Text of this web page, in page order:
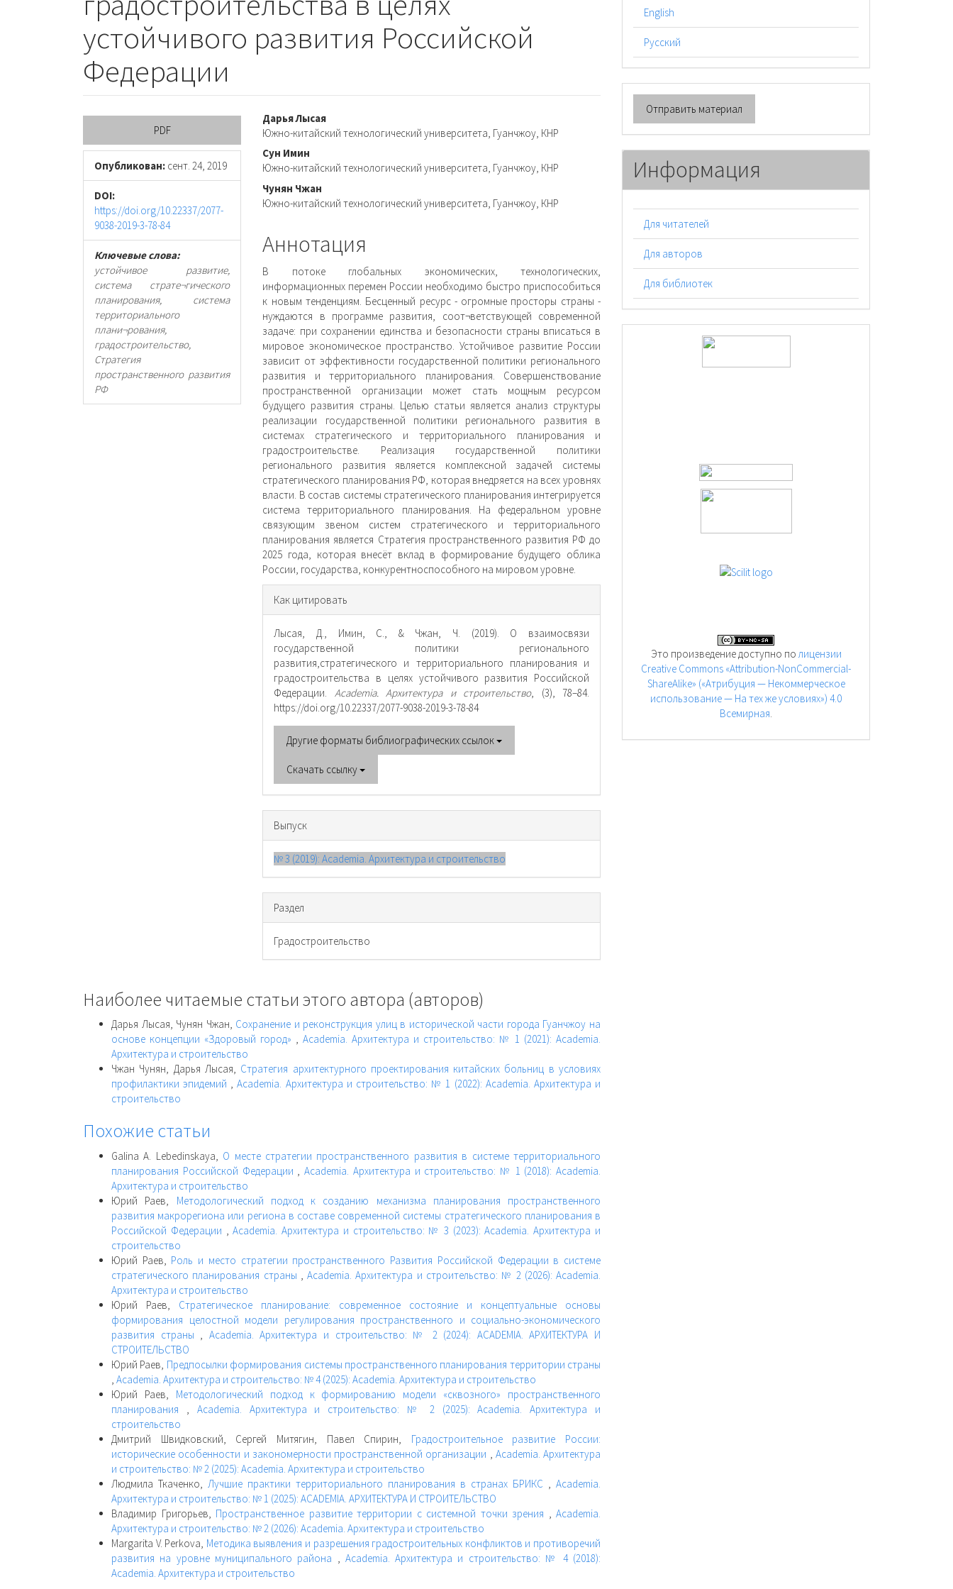
устойчивого развития Российской
Федерации
Боковая
панель
статьи
PDF
Опубликован: сент. 24, 2019
DOI:
https://doi.org/10.22337/2077-
9038-2019-3-78-84
Ключевые слова:
устойчивое развитие,
система страте¬гического
планирования, система
территориального
плани¬рования,
градостроительство,
Стратегия
пространственного развития
РФ
Основное
содержимое
статьи
Дарья Лысая
Южно-китайский технологический университета, Гуанчжоу, КНР
Сун Имин
Южно-китайский технологический университета, Гуанчжоу, КНР
Чунян Чжан
Южно-китайский технологический университета, Гуанчжоу, КНР
Аннотация
В потоке глобальных экономических, технологических,
информационных перемен России необходимо быстро приспособиться
к новым тенденциям. Бесценный ресурс - огромные просторы страны -
нуждаются в программе развития, соот¬ветствующей современной
задаче: при сохранении единства и безопасности страны вписаться в
мировое экономическое пространство. Устойчивое развитие России
зависит от эффективности государственной политики регионального
развития и территориального планирования. Совершенствование
пространственной организации может стать мощным ресурсом
будущего развития страны. Целью статьи является анализ структуры
реализации государственной политики регионального развития в
системах стратегического и территориального планирования и
градостроительстве. Реализация государственной политики
регионального развития является комплексной задачей системы
стратегического планирования РФ, которая внедряется на всех уровнях
власти. В состав системы стратегического планирования интегрируется
система территориального планирования. На федеральном уровне
связующим звеном систем стратегического и территориального
планирования является Стратегия пространственного развития РФ до
2025 года, которая внесёт вклад в формирование будущего облика
России, государства, конкурентноспособного на мировом уровне.
Информация
о статье
Как цитировать
Лысая, Д., Имин, С., & Чжан, Ч. (2019). О взаимосвязи
государственной политики регионального
развития,стратегического и территориального планирования и
градостроительства в целях устойчивого развития Российской
Федерации. Academia. Архитектура и строительство, (3), 78–84.
https://doi.org/10.22337/2077-9038-2019-3-78-84
Другие форматы библиографических ссылок
Скачать ссылку
Выпуск
№ 3 (2019): Academia. Архитектура и строительство
Раздел
Градостроительство
Наиболее читаемые статьи этого автора (авторов)
Дарья Лысая, Чунян Чжан, Сохранение и реконструкция улиц в исторической части города Гуанчжоу на
основе концепции «Здоровый город» , Academia. Архитектура и строительство: № 1 (2021): Academia.
Архитектура и строительство
Чжан Чунян, Дарья Лысая, Стратегия архитектурного проектирования китайских больниц в условиях
профилактики эпидемий ,Academia. Архитектура и строительство: № 1 (2022): Academia. Архитектура и
строительство
Похожие статьи
Galina A. Lebedinskaya, О месте стратегии пространственного развития в системе территориального
планирования Российской Федерации
Academia. Архитектура и строительство: № 1 (2018): Academia.
Архитектура и строительство
Юрий Раев, Методологический подход к созданию механизма планирования пространственного
развития макрорегиона или региона в составе современной системы стратегического планирования в
Российской Федерации
,Academia. Архитектура и строительство: № 3 (2023): Academia. Архитектура и
строительство
Юрий Раев, Роль и место стратегии пространственного Развития Российской Федерации в системе
стратегического планирования страны
Academia. Архитектура и строительство: № 2 (2026): Academia.
Архитектура и строительство
Юрий Раев, Стратегическое планирование: современное состояние и концептуальные основы
формирования целостной модели регулирования пространственного и социально-экономического
развития страны
Academia. Архитектура и строительство: № 2 (2024): ACADEMIA. АРХИТЕКТУРА И
СТРОИТЕЛЬСТВО
Юрий Раев, Предпосылки формирования системы пространственного планирования территории страны
Academia. Архитектура и строительство: № 4 (2025): Academia. Архитектура и строительство
Юрий Раев, Методологический подход к формированию модели «сквозного» пространственного
планирования
Academia. Архитектура и строительство: № 2 (2025): Academia. Архитектура и
строительство
Дмитрий Швидковский, Сергей Митягин, Павел Спирин, Градостроительное развитие России:
исторические особенности и закономерности пространственной организации
Academia. Архитектура
и строительство: № 2 (2025): Academia. Архитектура и строительство
Людмила Ткаченко, Лучшие практики территориального планирования в странах БРИКС
Academia.
Архитектура и строительство: № 1 (2025): ACADEMIA. АРХИТЕКТУРА И СТРОИТЕЛЬСТВО
Владимир Григорьев, Пространственное развитие территории с системной точки зрения
Academia.
Архитектура и строительство: № 2 (2026): Academia. Архитектура и строительство
Margarita V. Perkova, Методика выявления и разрешения градостроительных конфликтов и противоречий
развития на уровне муниципального района
Academia. Архитектура и строительство: № 4 (2018):
Academia. Архитектура и строительство
English
Русский
Отправить
материал
Отправить материал
Информация
Для читателей
Для авторов
Для библиотек
Это произведение доступно полицензии
Creative Commons «Attribution-NonCommercial-
ShareAlike» («Атрибуция — Некоммерческое
использование — На тех же условиях») 4.0
Всемирная.